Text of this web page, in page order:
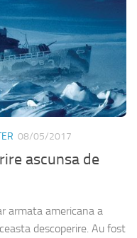
08/05/2017
ascunsa de
armata americana a
descoperire. Au fost